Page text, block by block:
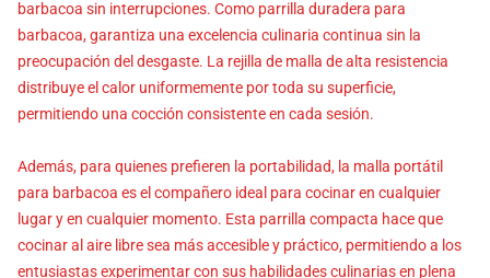
barbacoa sin interrupciones. Como parrilla duradera para
barbacoa, garantiza una excelencia culinaria continua sin la
preocupación del desgaste. La rejilla de malla de alta resistencia
distribuye el calor uniformemente por toda su superficie,
permitiendo una cocción consistente en cada sesión.
Además, para quienes prefieren la portabilidad, la malla portátil
para barbacoa es el compañero ideal para cocinar en cualquier
lugar y en cualquier momento. Esta parrilla compacta hace que
cocinar al aire libre sea más accesible y práctico, permitiendo a los
entusiastas experimentar con sus habilidades culinarias en plena